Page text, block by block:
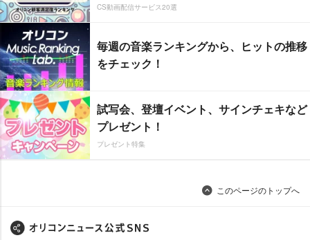
CS動画配信サービス20選
毎週の音楽ランキングから、ヒットの推移
をチェック！
試写会、登壇イベント、サインチェキなど
プレゼント！
プレゼント特集
このページのトップへ